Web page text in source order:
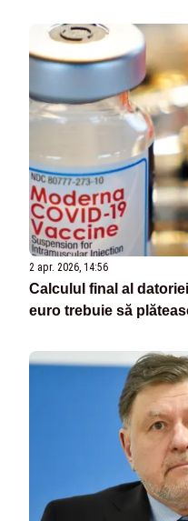
2 apr. 2026, 14:56
Calculul final al
euro trebuie să